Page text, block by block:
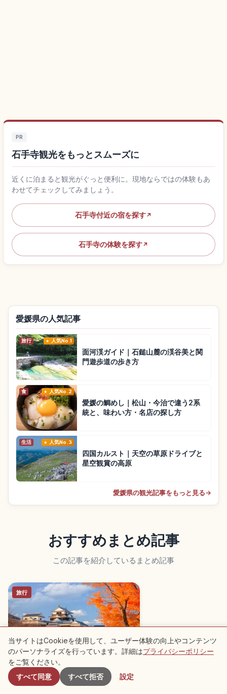
PR
石手寺観光をもっとスムーズに
近くに泊まると観光がぐっと便利に。現地ならではの体験もあ
わせてチェックしてみましょう。
石手寺付近の宿を探す↗
石手寺の体験を探す↗
愛媛県の人気記事
旅行 人気No.1
面河渓ガイド｜石鎚山麓の渓谷美と関
門遊歩道の歩き方
食 人気No.2
愛媛の鯛めし｜松山・今治で違う2系
統と、味わい方・名店の探し方
生活 人気No.3
四国カルスト｜天空の草原ドライブと
星空観賞の高原
愛媛県の観光記事をもっと見る→
おすすめまとめ記事
この記事を紹介しているまとめ記事
旅行
松山観光スポット10選｜初めての道
後温泉・松山城周辺を巡る旅
付近のスポット
当サイトはCookieを使用して、ユーザー体験の向上やコンテンツ
のパーソナライズを行っています。詳細はプライバシーポリシー
をご覧ください。
すべて同意
すべて拒否 設定